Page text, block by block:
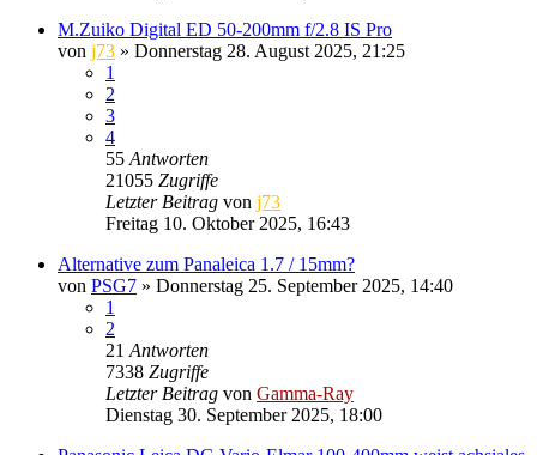
M.Zuiko Digital ED 50-200mm f/2.8 IS Pro
von j73 » Donnerstag 28. August 2025, 21:25
1
2
3
4
55 Antworten
21055 Zugriffe
Letzter Beitrag von j73
Freitag 10. Oktober 2025, 16:43
Alternative zum Panaleica 1.7 / 15mm?
von PSG7 » Donnerstag 25. September 2025, 14:40
1
2
21 Antworten
7338 Zugriffe
Letzter Beitrag von Gamma-Ray
Dienstag 30. September 2025, 18:00